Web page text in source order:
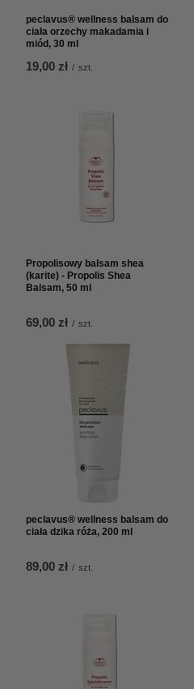
peclavus® wellness balsam do
ciała orzechy makadamia i
miód, 30 ml
19,00 zł / szt.
Propolisowy balsam shea
(karite) - Propolis Shea
Balsam, 50 ml
69,00 zł / szt.
peclavus® wellness balsam do
ciała dzika róża, 200 ml
89,00 zł / szt.